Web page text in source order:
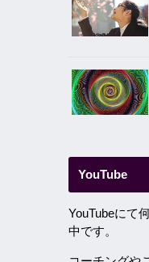
YouTube
YouTubeにて
中です。